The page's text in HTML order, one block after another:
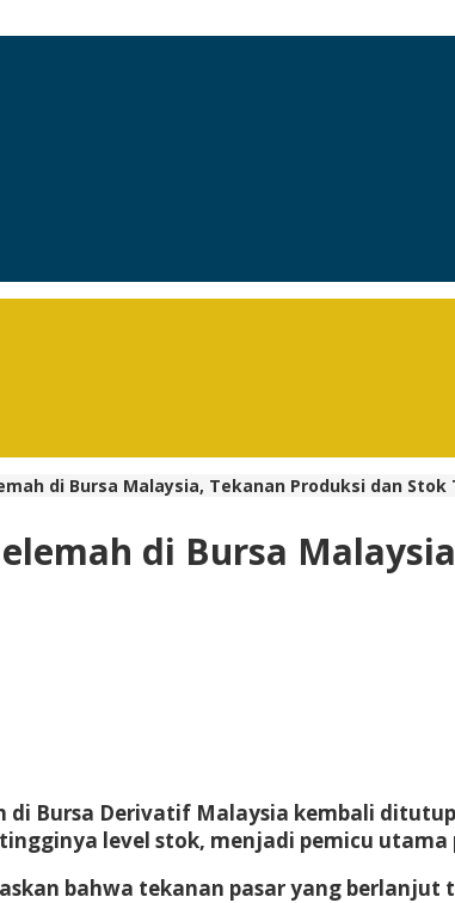
di Bursa Malaysia, Tekanan Produksi dan Stok
di Bursa
Bursa Derivatif Malaysia kembali
level stok, menjadi pemicu utama
bahwa tekanan pasar yang berlanjut